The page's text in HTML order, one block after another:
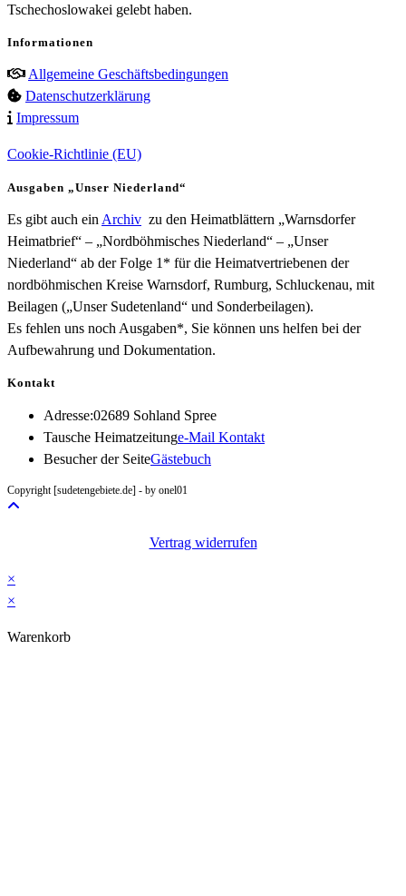
Tschechoslowakei gelebt haben.
Informationen
Allgemeine Geschäftsbedingungen
Datenschutzerklärung
Impressum
Cookie-Richtlinie (EU)
Ausgaben „Unser Niederland“
Es gibt auch ein Archiv zu den Heimatblättern „Warnsdorfer
Heimatbrief“ – „Nordböhmisches Niederland“ – „Unser
Niederland“ ab der Folge 1* für die Heimatvertriebenen der
nordböhmischen Kreise Warnsdorf, Rumburg, Schluckenau, mit
Beilagen („Unser Sudetenland“ und Sonderbeilagen).
Es fehlen uns noch Ausgaben*, Sie können uns helfen bei der
Aufbewahrung und Dokumentation.
Kontakt
Adresse:02689 Sohland Spree
Tausche Heimatzeitunge-Mail KontaktOpens
Besucher der SeiteGästebuch
Copyright [sudetengebiete.de] - by onel01
Vertrag widerrufen
×
×
Warenkorb